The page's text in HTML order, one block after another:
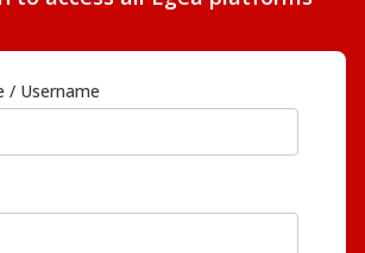
/ Username